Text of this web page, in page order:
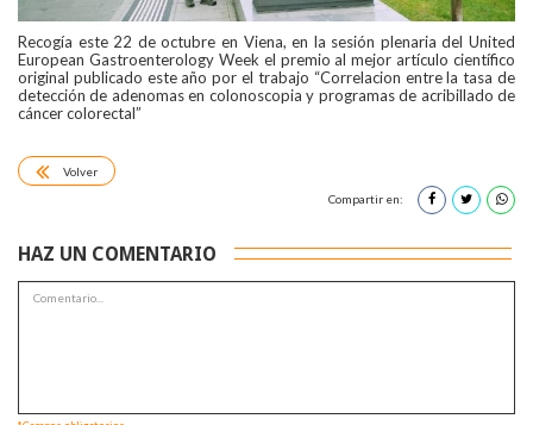
Recogía este 22 de octubre en Viena, en la sesión plenaria del United
European Gastroenterology Week el premio al mejor artículo científico
original publicado este año por el trabajo “Correlacion entre la tasa de
detección de adenomas en colonoscopia y programas de acribillado de
cáncer colorectal”
Volver
Compartir en:
HAZ UN COMENTARIO